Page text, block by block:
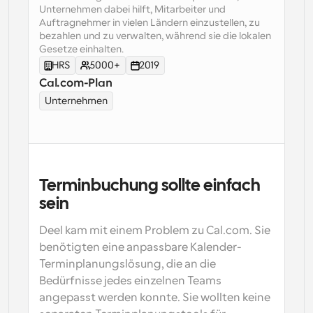
Supercharged Planung mit KI-gestützten Anrufen
Arbeitsabläufe
Automatisieren Sie die Planung und Erinnerungen
Blog
Bleiben Sie auf dem Laufenden über die neuesten
Nachrichten und Updates.
Nahtlos Meetings mit mehreren Personen buchen
Erhalten Sie eine Benachrichtigung, wenn etwas
passiert
Terminbuchung sollte einfach
sein
Deel kam mit einem Problem zu Cal.com. Sie
benötigten eine anpassbare Kalender-
Terminplanungslösung, die an die
Bedürfnisse jedes einzelnen Teams
angepasst werden konnte. Sie wollten keine
Unternehmen dabei hilft, Mitarbeiter und
Auftragnehmer in vielen Ländern einzustellen, zu
bezahlen und zu verwalten, während sie die lokalen
Gesetze einhalten.
HRS
5000+ 2019
Cal.com-Plan
Unternehmen